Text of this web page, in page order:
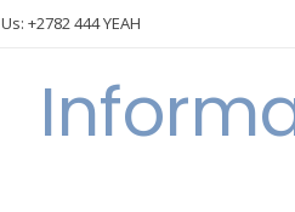
+2782 444 YEAH